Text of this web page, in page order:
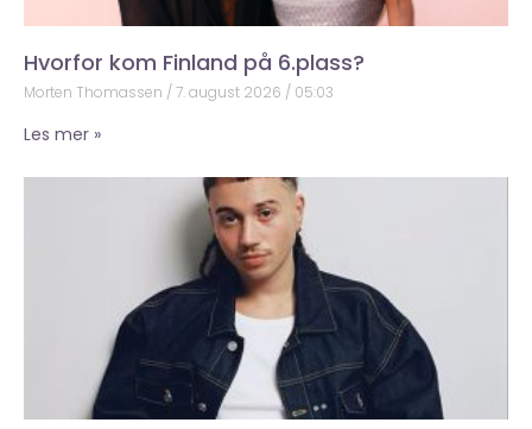
Hvorfor kom Finland på 6.plass?
Morten Thomassen 7. august 2026 05:03
Les mer »